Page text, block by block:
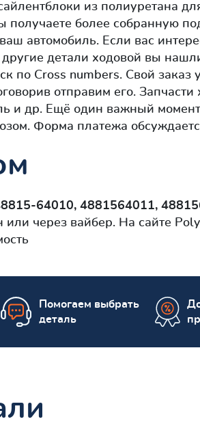
из полиуретана
более собранную
автомобиль. Если вас
другие детали ходовой вы
по Cross numbers. Свой заказ
отправим его. Запчасти
и др. Ещё один важный
Форма платежа
64010, 4881564011,
через вайбер. На сайте
Помогаем выбрать
деталь